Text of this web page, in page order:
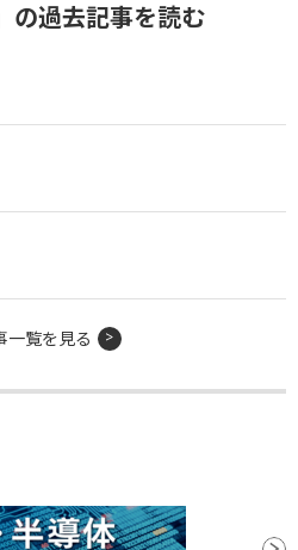
の過去記事を読む
一覧を見る